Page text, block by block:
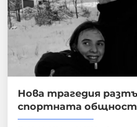
Нова трагедия
спортната общност